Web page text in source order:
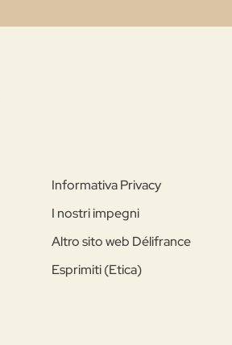
Informativa Privacy
I nostri impegni
Altro sito web Délifrance
Esprimiti (Etica)